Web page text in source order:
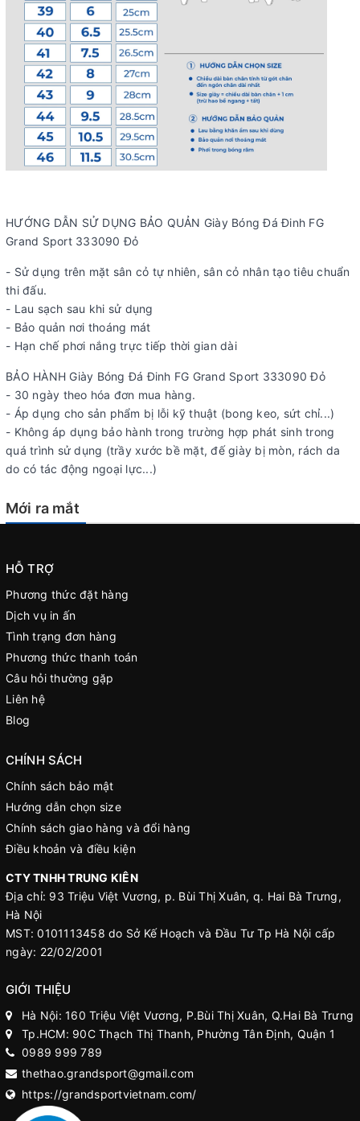
HƯỚNG DẪN SỬ DỤNG BẢO QUẢN Giày Bóng Đá Đinh FG
Grand Sport 333090 Đỏ
- Sử dụng trên mặt sân cỏ tự nhiên, sân cỏ nhân tạo tiêu chuẩn
thi đấu.
- Lau sạch sau khi sử dụng
- Bảo quản nơi thoáng mát
- Hạn chế phơi nắng trực tiếp thời gian dài
BẢO HÀNH Giày Bóng Đá Đinh FG Grand Sport 333090 Đỏ
- 30 ngày theo hóa đơn mua hàng.
- Áp dụng cho sản phẩm bị lỗi kỹ thuật (bong keo, sứt chỉ...)
- Không áp dụng bảo hành trong trường hợp phát sinh trong
quá trình sử dụng (trầy xước bề mặt, đế giày bị mòn, rách da
do có tác động ngoại lực...)
Mới ra mắt
HỖ TRỢ
Phương thức đặt hàng
Dịch vụ in ấn
Tình trạng đơn hàng
Phương thức thanh toán
Câu hỏi thường gặp
Liên hệ
Blog
CHÍNH SÁCH
Chính sách bảo mật
Hướng dẫn chọn size
Chính sách giao hàng và đổi hàng
Điều khoản và điều kiện
CTY TNHH TRUNG KIÊN
Địa chỉ: 93 Triệu Việt Vương, p. Bùi Thị Xuân, q. Hai Bà Trưng,
Hà Nội
MST: 0101113458 do Sở Kế Hoạch và Đầu Tư Tp Hà Nội cấp
ngày: 22/02/2001
GIỚI THIỆU
Hà Nội: 160 Triệu Việt Vương, P.Bùi Thị Xuân, Q.Hai Bà Trưng
Tp.HCM: 90C Thạch Thị Thanh, Phường Tân Định, Quận 1
0989 999 789
thethao.grandsport@gmail.com
https://grandsportvietnam.com/